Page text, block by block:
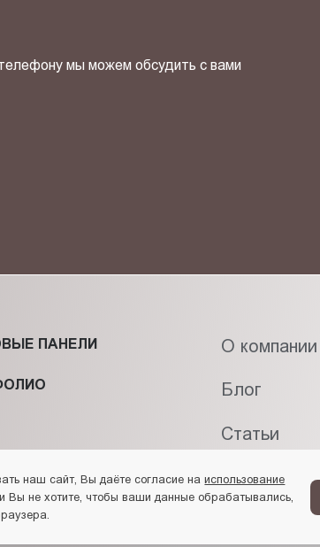
мы можем обсудить с вами
ПАНЕЛИ О компании
Блог
Статьи
Контакты
наш сайт, Вы даёте согласие наиспользование
Вы не хотите, чтобы ваши данные обрабатывались,